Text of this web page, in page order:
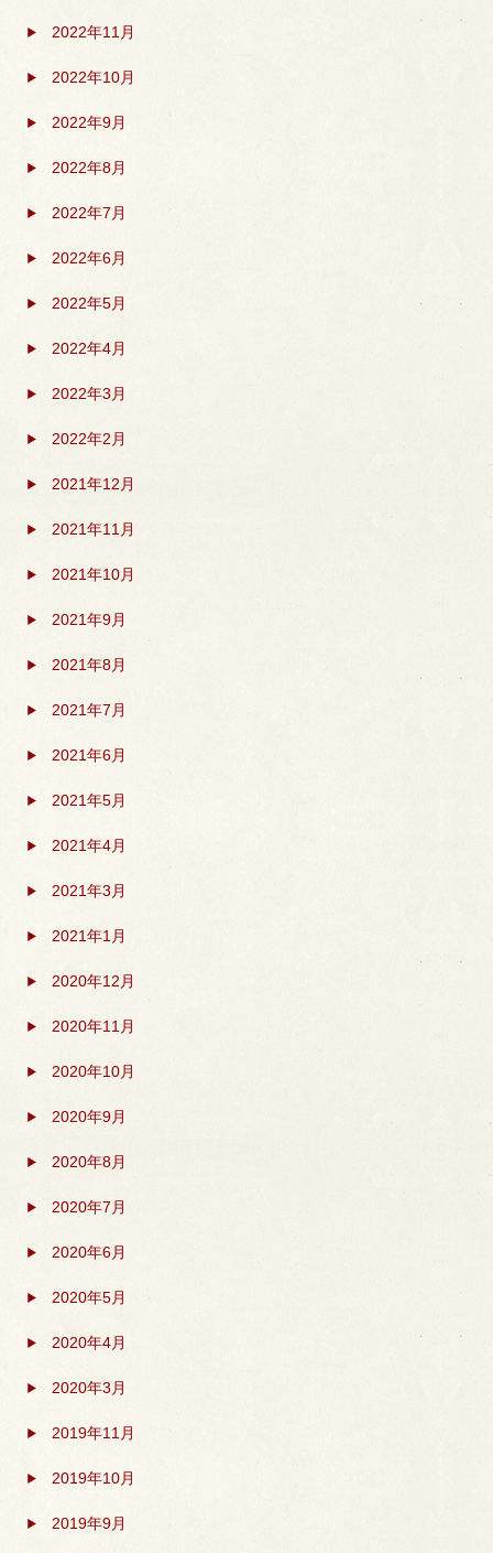
2022年11月
2022年10月
2022年9月
2022年8月
2022年7月
2022年6月
2022年5月
2022年4月
2022年3月
2022年2月
2021年12月
2021年11月
2021年10月
2021年9月
2021年8月
2021年7月
2021年6月
2021年5月
2021年4月
2021年3月
2021年1月
2020年12月
2020年11月
2020年10月
2020年9月
2020年8月
2020年7月
2020年6月
2020年5月
2020年4月
2020年3月
2019年11月
2019年10月
2019年9月